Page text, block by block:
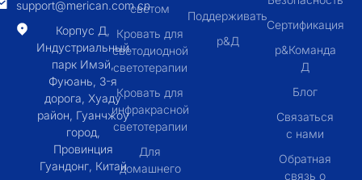
support@merican.com.cn
Корпус Д,
Индустриальный
парк Имэй,
Фуюань, 3-я
дорога, Хуаду
район, Гуанчжоу
город,
Провинция
Гуандонг, Китай
светом
Кровать для
светодиодной
светотерапии
Кровать для
инфракрасной
светотерапии
Для
домашнего
Поддерживать
р&Д
Сертификация
р&Команда
Д
Блог
Связаться
с нами
Обратная
связь о